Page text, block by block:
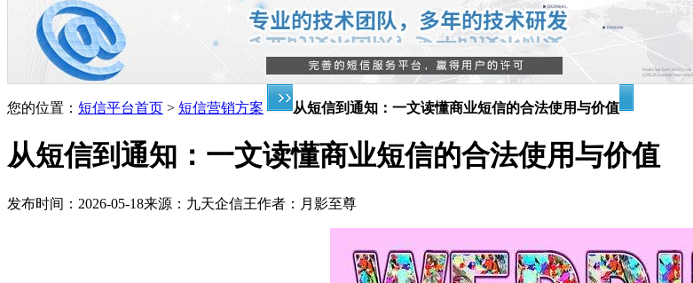
您的位置： 短信平台首页 > 短信营销方案 从短信到通知：一文读懂商业短信的合法使用与价值
从短信到通知：一文读懂商业短信的合法使用与价值
发布时间： 2026-05-18来源： 九天企信王作者： 月影至尊